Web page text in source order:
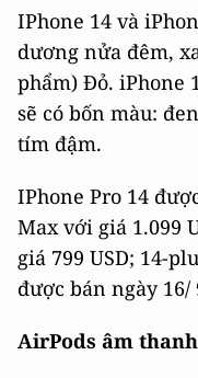
IPhone 14 và
dương nửa đêm,
phẩm) Đỏ. iPhone
sẽ có bốn màu:
tím đậm.
IPhone Pro 14
Max với giá 1.099
giá 799 USD; 14-
được bán ngày 16/
AirPods âm